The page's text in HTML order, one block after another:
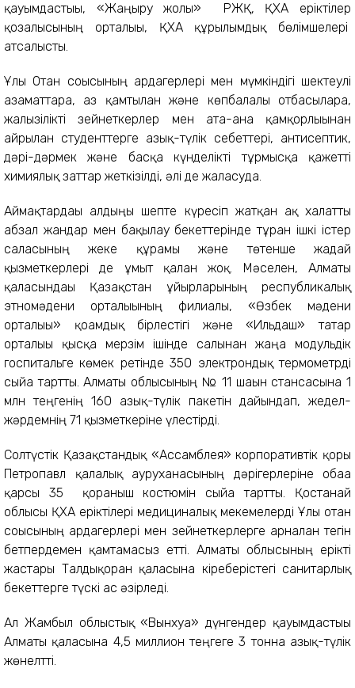
қауымдастығы, «Жаңғыру жолы» РЖҚ, ҚХА еріктілер
қозғалысының орталығы, ҚХА құрылымдық бөлімшелері
атсалысты.
Ұлы Отан соғысының ардагерлері мен мүмкіндігі шектеулі
азаматтарға, аз қамтылған және көпбалалы отбасыларға,
жалғызілікті зейнеткерлер мен ата-ана қамқорлығынан
айрылған студенттерге азық-түлік себеттері, антисептик,
дәрі-дәрмек және басқа күнделікті тұрмысқа қажетті
химиялық заттар жеткізілді, әлі де жалғасуда.
Аймақтардағы алдыңғы шепте күресіп жатқан ақ халатты
абзал жандар мен бақылау бекеттерінде тұрған ішкі істер
саласының жеке құрамы және төтенше жағдай
қызметкерлері де ұмыт қалған жоқ. Мәселен, Алматы
қаласындағы Қазақстан ұйғырларының республикалық
этномәдени орталығының филиалы, «Өзбек мәдени
орталығы» қоғамдық бірлестігі және «Ильдаш» татар
орталығы қысқа мерзім ішінде салынған жаңа модульдік
госпитальге көмек ретінде 350 электрондық термометрді
сыйға тартты. Алматы облысының № 11 шағын стансасына 1
млн теңгенің 160 азық-түлік пакетін дайындап, жедел-
жәрдемнің 71 қызметкеріне үлестірді.
Солтүстік Қазақстандық «Ассамблея» корпоративтік қоры
Петропавл қалалық ауруханасының дәрігерлеріне обаға
қарсы 35 қорғаныш костюмін сыйға тартты. Қостанай
облысы ҚХА еріктілері медициналық мекемелерді Ұлы отан
соғысының ардагерлері мен зейнеткерлерге арналған тегін
бетпердемен қамтамасыз етті. Алматы облысының ерікті
жастары Талдықорған қаласына кіреберістегі санитарлық
бекеттерге түскі ас әзірледі.
Ал Жамбыл облыстық «Вынхуа» дүнгендер қауымдастығы
Алматы қаласына 4,5 миллион теңгеге 3 тонна азық-түлік
жөнелтті.